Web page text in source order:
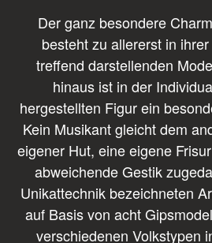
Der ganz besondere
besteht zu allererst in
treffend darstellenden
hinaus ist in der
hergestellten Figur ein
Kein Musikant gleicht dem
eigener Hut, eine eigene
abweichende Gestik
Unikattechnik bezeichneten
auf Basis von acht
verschiedenen Volkstypen